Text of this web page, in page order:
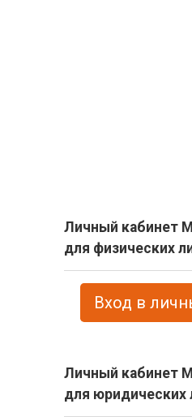
Личный кабинет
для физических
Вход в
Личный кабинет
для юридических